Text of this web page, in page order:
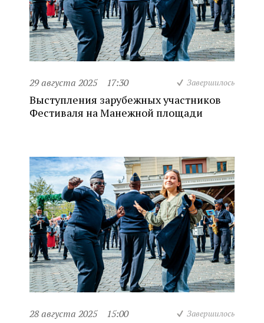
29 августа 2025 17:30 Завершилось
Выступления зарубежных участников
Фестиваля на Манежной площади
28 августа 2025 15:00 Завершилось